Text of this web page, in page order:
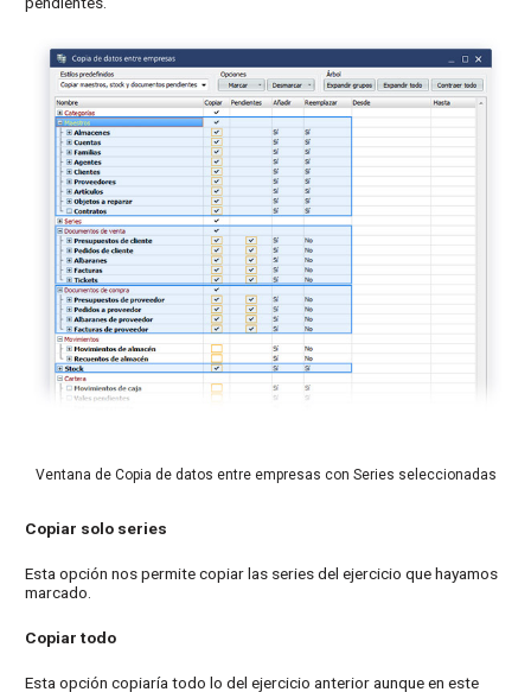
Ventana de Copia de datos entre empresas con Series seleccionadas
Copiar solo series
Esta opción nos permite copiar las series del ejercicio que hayamos
marcado.
Copiar todo
Esta opción copiaría todo lo del ejercicio anterior aunque en este